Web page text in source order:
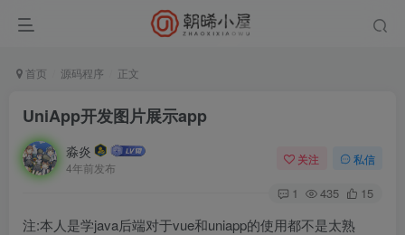
首页 源码程序 正文
UniApp开发图片展示app
淼炎
4年前发布
关注 私信
1 435 15
注:本人是学java后端对于vue和uniapp的使用都不是太熟